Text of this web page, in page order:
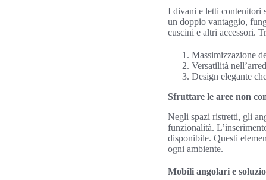
I divani e letti contenitori
un doppio vantaggio,
cuscini e altri accessori.
Massimizzazione
Versatilità
Design elegante
Sfruttare le aree non
Negli spazi ristretti, gli
funzionalità.
disponibile. Questi
ogni ambiente.
Mobili angolari e